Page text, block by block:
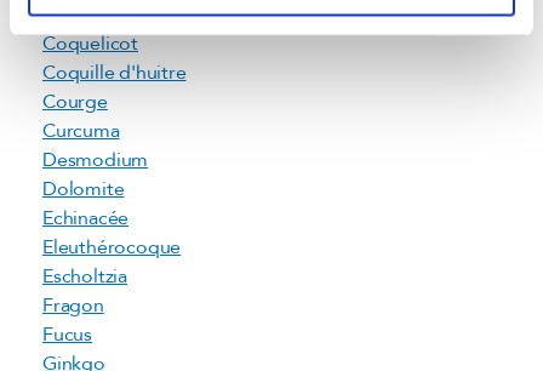
Commiphora
Coquelicot
Coquille d'huitre
Courge
Curcuma
Desmodium
Dolomite
Echinacée
Eleuthérocoque
Escholtzia
Fragon
Fucus
Ginkgo